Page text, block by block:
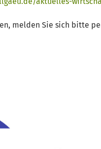
melden Sie sich bitte